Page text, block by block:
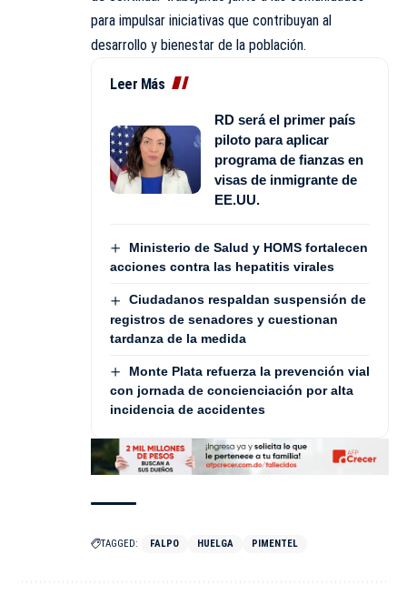
para impulsar iniciativas que contribuyan al
desarrollo y bienestar de la población.
Leer Más
RD será el primer país
piloto para aplicar
programa de fianzas en
visas de inmigrante de
EE.UU.
Ministerio de Salud y HOMS fortalecen
acciones contra las hepatitis virales
Ciudadanos respaldan suspensión de
registros de senadores y cuestionan
tardanza de la medida
Monte Plata refuerza la prevención vial
con jornada de concienciación por alta
incidencia de accidentes
TAGGED: FALPO HUELGA PIMENTEL